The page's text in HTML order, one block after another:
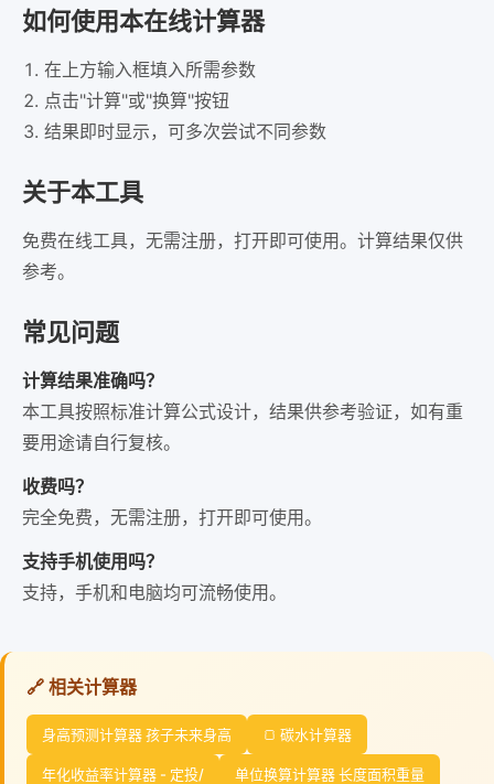
如何使用本在线计算器
在上方输入框填入所需参数
点击"计算"或"换算"按钮
结果即时显示，可多次尝试不同参数
关于本工具
免费在线工具，无需注册，打开即可使用。计算结果仅供
参考。
常见问题
计算结果准确吗？
本工具按照标准计算公式设计，结果供参考验证，如有重
要用途请自行复核。
收费吗？
完全免费，无需注册，打开即可使用。
支持手机使用吗？
支持，手机和电脑均可流畅使用。
🔗 相关计算器
身高预测计算器 孩子未来身高 🍞 碳水计算器
年化收益率计算器 - 定投/ 单位换算计算器 长度面积重量